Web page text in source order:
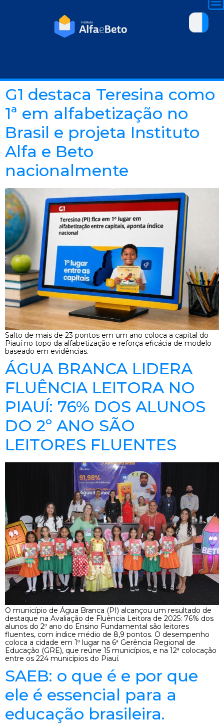
G1 destaca Teresina como
1ª em alfabetização no
Brasil e projeta Instituto
Alfa e Beto
nacionalmente
Salto de mais de 23 pontos em um ano coloca a capital do
Piauí no topo da alfabetização e reforça eficácia de modelo
baseado em evidências.
ÁGUA BRANCA LIDERA
FLUÊNCIA LEITORA NO
PIAUÍ: 76% DOS ALUNOS
DO 2º ANO SÃO
LEITORES FLUENTES
O município de Água Branca (PI) alcançou um resultado de
destaque na Avaliação de Fluência Leitora de 2025: 76% dos
alunos do 2º ano do Ensino Fundamental são leitores
fluentes, com índice médio de 8,9 pontos. O desempenho
coloca a cidade em 1º lugar na 6ª Gerência Regional de
Educação (GRE), que reúne 15 municípios, e na 12ª colocação
entre os 224 municípios do Piauí.
SAEB: o que é e por que
ele é essencial para a
educação brasileira.